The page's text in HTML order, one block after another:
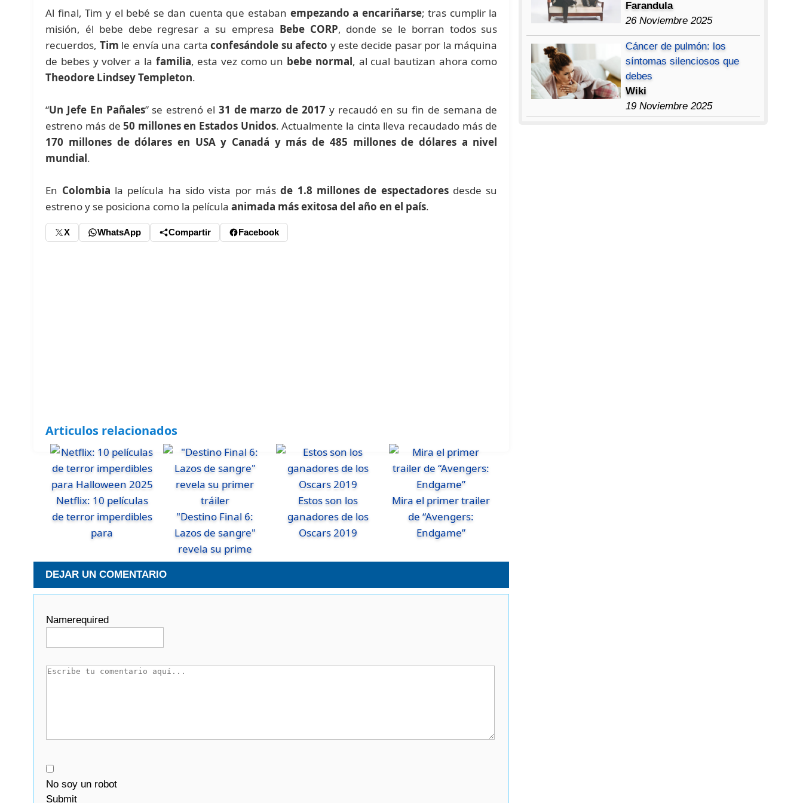
Al final, Tim y el bebé se dan cuenta que estaban empezando a encariñarse; tras cumplir la
misión, él bebe debe regresar a su empresa Bebe CORP, donde se le borran todos sus
recuerdos, Tim le envía una cartaconfesándole su afecto y este decide pasar por la máquina
de bebes y volver a la familia, esta vez como un bebe normal, al cual bautizan ahora como
Theodore Lindsey Templeton.
“Un Jefe En Pañales” se estrenó el 31 de marzo de 2017 y recaudó en su fin de semana de
estreno más de50 millones en Estados Unidos. Actualmente la cinta lleva recaudado más de
170 millones de dólares en USA y Canadá y más de 485 millones de dólares a nivel
mundial.
En Colombia la película ha sido vista por másde 1.8 millones de espectadoresdesde su
estreno y se posiciona como la películaanimada más exitosa del año en el país.
X WhatsApp Compartir Facebook
Articulos relacionados
Netflix: 10 películas
de terror imperdibles
para
"Destino Final 6:
Lazos de sangre"
revela su prime
Estos son los
ganadores de los
Oscars 2019
Mira el primer trailer
de “Avengers:
Endgame”
DEJAR UN COMENTARIO
Namerequired
No soy un robot
Submit
Farandula
26 Noviembre 2025
Cáncer de pulmón: los
síntomas silenciosos que
debes
Wiki
19 Noviembre 2025